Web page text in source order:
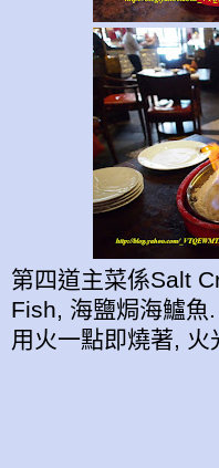
第四道主菜係Salt
Fish, 海鹽焗海鱸
用火一點即燒著, 火